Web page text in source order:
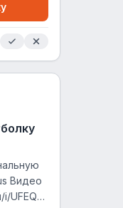
Видео
UFEQ8-